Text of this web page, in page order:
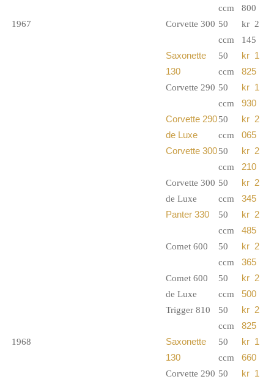
ccm
800
1967
Corvette 300 50
ccm
kr 2
145
Saxonette
130
50
ccm
kr 1
825
Corvette 290 50
ccm
kr 1
930
Corvette 290
de Luxe
50
ccm
kr 2
065
Corvette 30050
ccm
kr 2
210
Corvette 300
de Luxe
50
ccm
kr 2
345
Panter 330
50
ccm
kr 2
485
Comet 600
50
ccm
kr 2
365
Comet 600
de Luxe
50
ccm
kr 2
500
Trigger 810
50
ccm
kr 2
825
1968
Saxonette
130
50
ccm
kr 1
660
Corvette 290 50
kr 1